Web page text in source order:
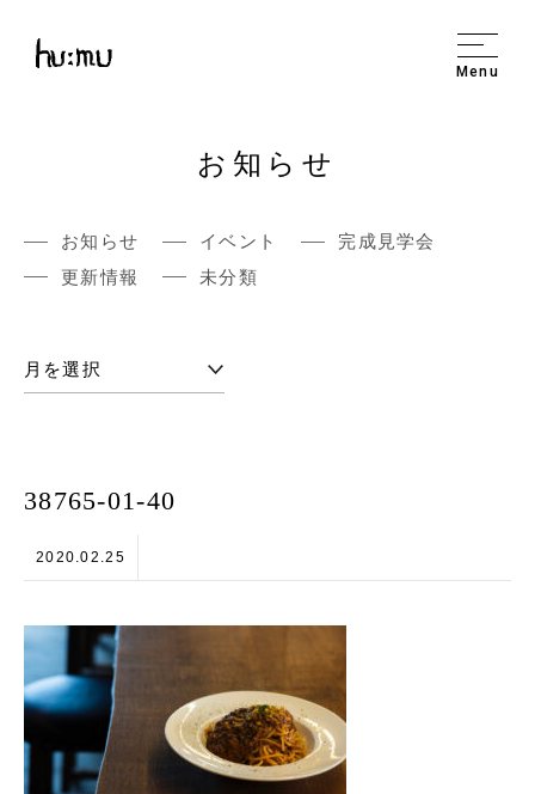
Menu
お知らせ
お知らせ イベント
完成見学会
更新情報
未分類
38765-01-40
2020.02.25